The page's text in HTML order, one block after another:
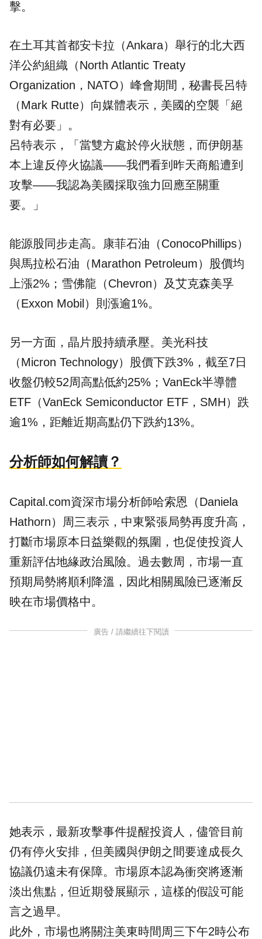
擊。
在土耳其首都安卡拉（Ankara）舉行的北大西
洋公約組織（North Atlantic Treaty
Organization，NATO）峰會期間，秘書長呂特
（Mark Rutte）向媒體表示，美國的空襲「絕
對有必要」。
呂特表示，「當雙方處於停火狀態，而伊朗基
本上違反停火協議——我們看到昨天商船遭到
攻擊——我認為美國採取強力回應至關重
要。」
能源股同步走高。康菲石油（ConocoPhillips）
與馬拉松石油（Marathon Petroleum）股價均
上漲2%；雪佛龍（Chevron）及艾克森美孚
（Exxon Mobil）則漲逾1%。
另一方面，晶片股持續承壓。美光科技
（Micron Technology）股價下跌3%，截至7日
收盤仍較52周高點低約25%；VanEck半導體
ETF（VanEck Semiconductor ETF，SMH）跌
逾1%，距離近期高點仍下跌約13%。
分析師如何解讀？
Capital.com資深市場分析師哈索恩（Daniela
Hathorn）周三表示，中東緊張局勢再度升高，
打斷市場原本日益樂觀的氛圍，也促使投資人
重新評估地緣政治風險。過去數周，市場一直
預期局勢將順利降溫，因此相關風險已逐漸反
映在市場價格中。
廣告 / 請繼續往下閱讀
她表示，最新攻擊事件提醒投資人，儘管目前
仍有停火安排，但美國與伊朗之間要達成長久
協議仍遠未有保障。市場原本認為衝突將逐漸
淡出焦點，但近期發展顯示，這樣的假設可能
言之過早。
此外，市場也將關注美東時間周三下午2時公布